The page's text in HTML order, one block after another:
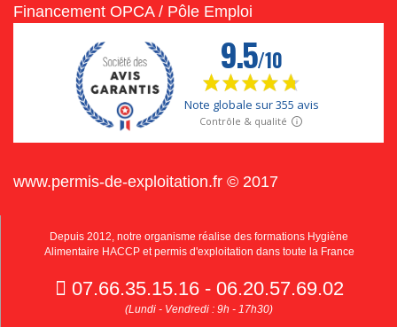
Financement OPCA / Pôle Emploi
www.permis-de-exploitation.fr © 2017
Depuis 2012, notre organisme réalise des formations Hygiène
Alimentaire HACCP et permis d'exploitation dans toute la France
07.66.35.15.16 - 06.20.57.69.02
(Lundi - Vendredi : 9h - 17h30)